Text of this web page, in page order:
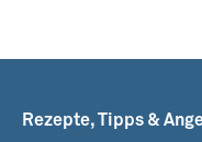
Rezepte, Tipps &